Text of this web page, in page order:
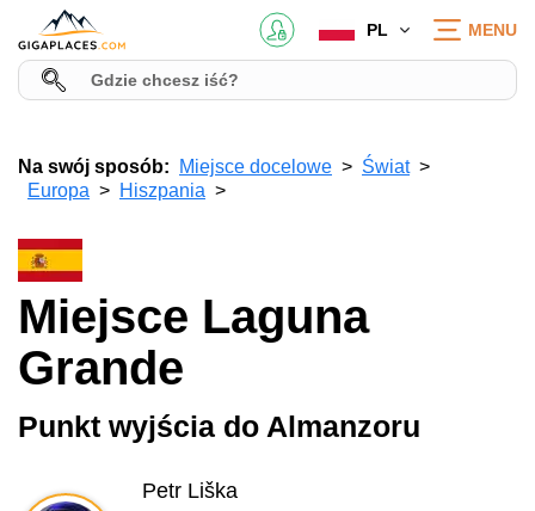
PL MENU
Na swój sposób: Miejsce docelowe
Świat
Europa
Hiszpania
Miejsce Laguna
Grande
Punkt wyjścia do Almanzoru
Petr Liška